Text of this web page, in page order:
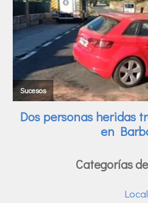
Categorías
Local